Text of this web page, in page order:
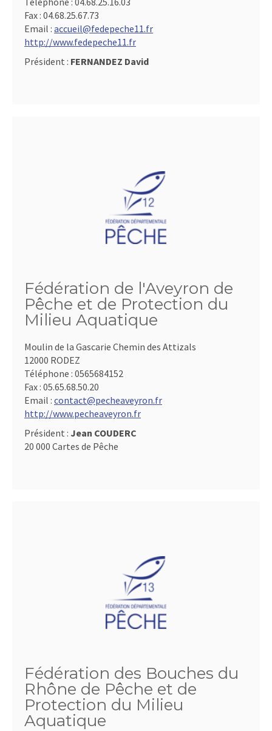
Fax : 04.68.25.67.73
Email : accueil@fedepeche11.fr
http://www.fedepeche11.fr
Président : FERNANDEZ David
Fédération de l'Aveyron de
Pêche et de Protection du
Milieu Aquatique
Moulin de la Gascarie Chemin des Attizals
12000 RODEZ
Téléphone : 0565684152
Fax : 05.65.68.50.20
Email : contact@pecheaveyron.fr
http://www.pecheaveyron.fr
Président : Jean COUDERC
20 000 Cartes de Pêche
Fédération des Bouches du
Rhône de Pêche et de
Protection du Milieu
Aquatique